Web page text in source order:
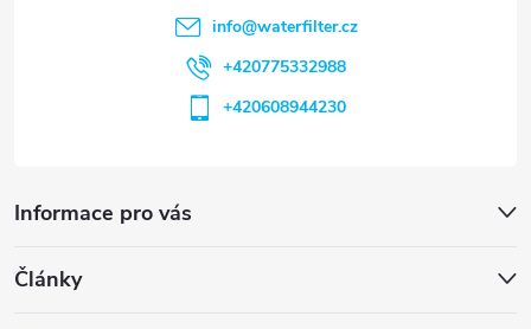
Informace pro vás
Články
info@waterfilter.cz
+420775332988
+420608944230